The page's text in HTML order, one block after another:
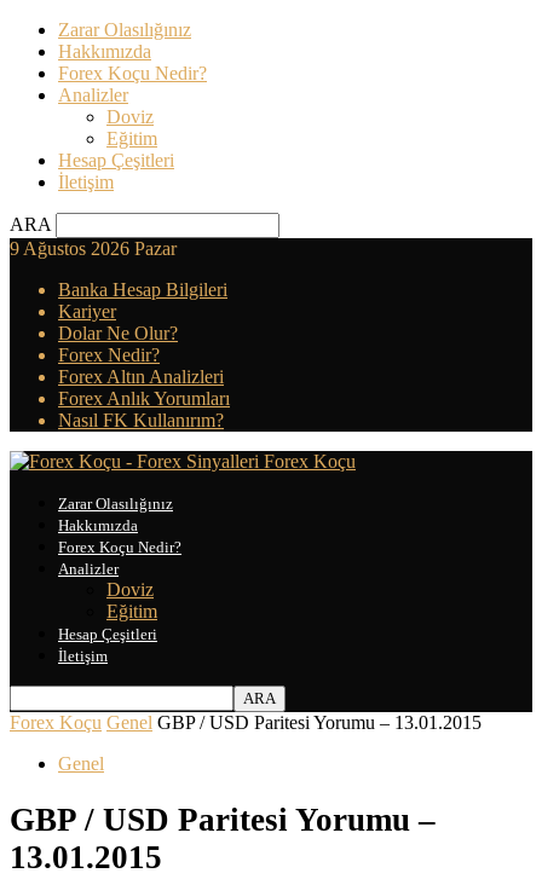
Zarar Olasılığınız
Hakkımızda
Forex Koçu Nedir?
Analizler
Doviz
Eğitim
Hesap Çeşitleri
İletişim
ARA
9 Ağustos 2026 Pazar
Banka Hesap Bilgileri
Kariyer
Dolar Ne Olur?
Forex Nedir?
Forex Altın Analizleri
Forex Anlık Yorumları
Nasıl FK Kullanırım?
Forex Koçu
Zarar Olasılığınız
Hakkımızda
Forex Koçu Nedir?
Analizler
Doviz
Eğitim
Hesap Çeşitleri
İletişim
Forex Koçu Genel GBP / USD Paritesi Yorumu – 13.01.2015
Genel
GBP / USD Paritesi Yorumu –
13.01.2015